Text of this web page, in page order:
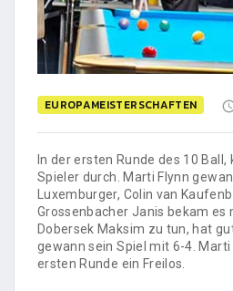
EUROPAMEISTERSCHAFTEN
In der ersten Runde des 10
Spieler durch. Marti Flynn
Luxemburger, Colin van
Grossenbacher Janis bekam es
Dobersek Maksim zu tun, hat
gewann sein Spiel mit 6-4.
ersten Runde ein Freilos.